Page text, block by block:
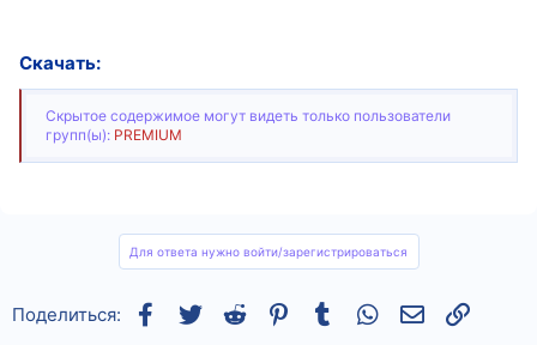
Скачать:
Скрытое содержимое могут видеть только пользователи
групп(ы): PREMIUM
Для ответа нужно войти/зарегистрироваться
Поделиться: Facebook
TwitterReddit Pinterest
Tumblr WhatsAppСсылка